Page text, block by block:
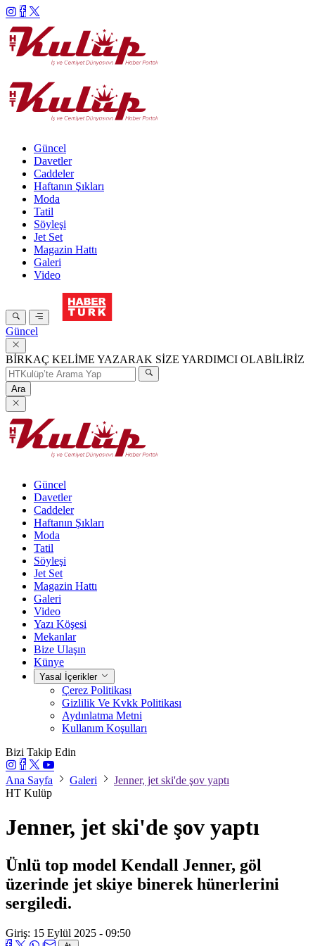
Güncel
Davetler
Caddeler
Haftanın Şıkları
Moda
Tatil
Söyleşi
Jet Set
Magazin Hattı
Galeri
Video
Güncel
BİRKAÇ KELİME YAZARAK SİZE YARDIMCI OLABİLİRİZ
Ara
Güncel
Davetler
Caddeler
Haftanın Şıkları
Moda
Tatil
Söyleşi
Jet Set
Magazin Hattı
Galeri
Video
Yazı Köşesi
Mekanlar
Bize Ulaşın
Künye
Yasal İçerikler
Çerez Politikası
Gizlilik Ve Kvkk Politikası
Aydınlatma Metni
Kullanım Koşulları
Bizi Takip Edin
Ana Sayfa Galeri
Jenner, jet ski'de şov yaptı
HT Kulüp
Jenner, jet ski'de şov yaptı
Ünlü top model Kendall Jenner, göl
üzerinde jet skiye binerek hünerlerini
sergiledi.
Giriş: 15 Eylül 2025 - 09:50